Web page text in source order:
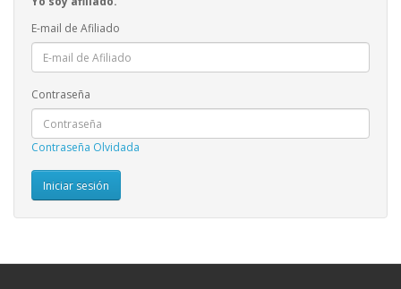
E-mail de Afiliado
Contraseña
Contraseña Olvidada